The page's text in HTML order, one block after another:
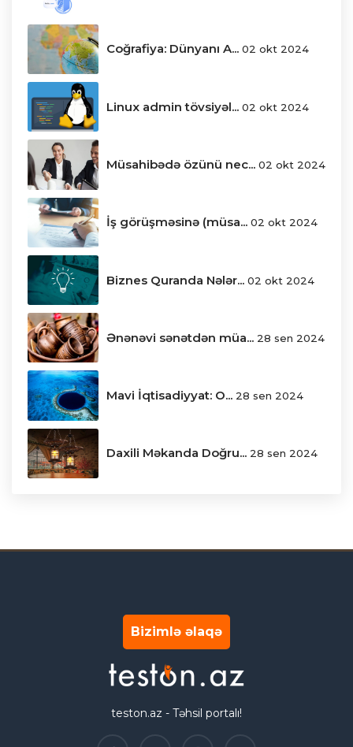
Coğrafiya: Dünyanı A... 02 okt 2024
Linux admin tövsiyəl... 02 okt 2024
Müsahibədə özünü nec... 02 okt 2024
İş görüşməsinə (müsa... 02 okt 2024
Biznes Quranda Nələr... 02 okt 2024
Ənənəvi sənətdən müa... 28 sen 2024
Mavi İqtisadiyyat: O... 28 sen 2024
Daxili Məkanda Doğru... 28 sen 2024
Bizimlə əlaqə
teston.az - Təhsil portalı!